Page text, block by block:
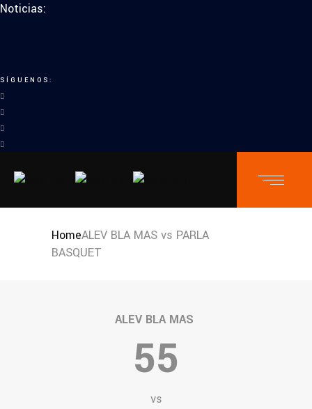
Noticias:
SÍGUENOS:
HomeALEV BLA MAS vs PARLA
BASQUET
ALEV BLA MAS
55
vs